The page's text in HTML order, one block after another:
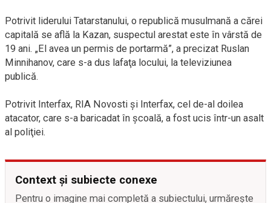
Potrivit liderului Tatarstanului, o republică musulmană a cărei
capitală se află la Kazan, suspectul arestat este în vârstă de
19 ani. „El avea un permis de portarmă”, a precizat Ruslan
Minnihanov, care s-a dus lafaţa locului, la televiziunea
publică.
Potrivit Interfax, RIA Novosti şi Interfax, cel de-al doilea
atacator, care s-a baricadat în şcoală, a fost ucis într-un asalt
al poliţiei.
Context și subiecte conexe
Pentru o imagine mai completă a subiectului, urmărește